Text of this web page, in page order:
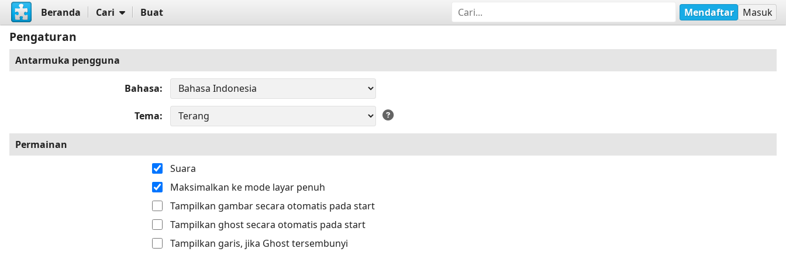
Beranda Cari Buat Mendaftar Masuk
Pengaturan
Antarmuka pengguna
Bahasa
Tema
Permainan
Suara
Maksimalkan ke mode layar penuh
Tampilkan gambar secara otomatis pada start
Tampilkan ghost secara otomatis pada start
Tampilkan garis, jika Ghost tersembunyi